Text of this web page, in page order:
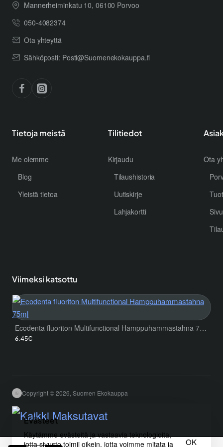
Evästeet
Käytämme evästeitä ja vastaavia teknologioita,
jotta sivusto toimii oikein, jotta voimme mitata ja
OK
Mannerheiminkatu 10, 06100 Porvoo
050-4082374
Ota yhteyttä
Sähköposti: Posti@Suomenekokauppa.fi
Tietoja meistä
Me olemme
Blog
Yleistä tietoa
Tilitiedot
Kirjaudu
Tilaushistoria
Uutiskirje
Lahjakortti
Ota
Viimeksi katsottu
Ecodenta fluoriton Multifunctional Hamppuhammastahna 75ml
6.45€
Copyright © 2026, Suomen Ekokauppa